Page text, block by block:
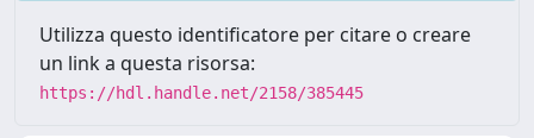
Utilizza questo identificatore per citare o creare
un link a questa risorsa:
https://hdl.handle.net/2158/385445